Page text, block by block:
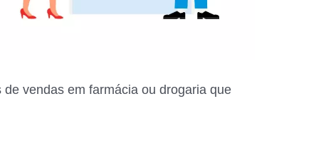
vendas em farmácia ou drogaria que